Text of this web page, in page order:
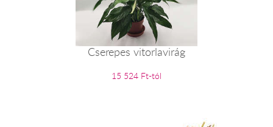
Cserepes vitorlavirág
15 524 Ft-tól